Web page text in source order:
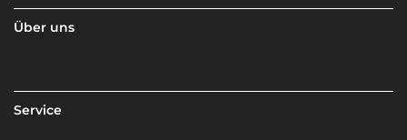
Über uns
Service